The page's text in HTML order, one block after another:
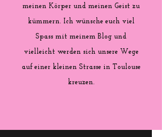
meinen Körper und meinen Geist zu
kümmern. Ich wünsche euch viel
Spass mit meinem Blog und
vielleicht werden sich unsere Wege
auf einer kleinen Strasse in Toulouse
kreuzen.